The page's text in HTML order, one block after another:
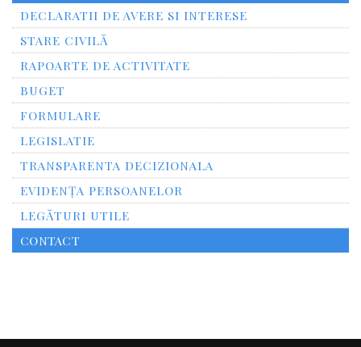
DECLARATII DE AVERE SI INTERESE
STARE CIVILĂ
RAPOARTE DE ACTIVITATE
BUGET
FORMULARE
LEGISLATIE
TRANSPARENTA DECIZIONALA
EVIDENȚA PERSOANELOR
LEGĂTURI UTILE
CONTACT